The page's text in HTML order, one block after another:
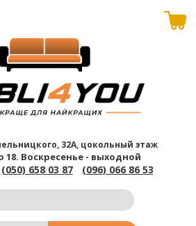
32А, цокольный этаж
18. Воскресенье - выходной
(050) 658 03 87 (096) 066 86 53
В корзине пусто